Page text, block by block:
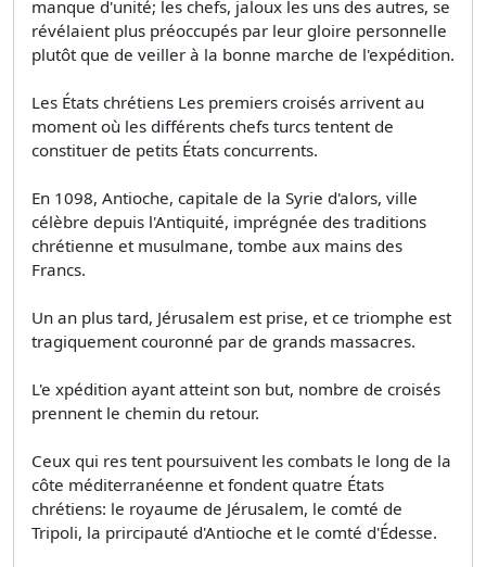
manque d'unité; les chefs, jaloux les uns des autres, se
révélaient plus préoccupés par leur gloire personnelle
plutôt que de veiller à la bonne marche de l'expédition.
Les États chrétiens Les premiers croisés arrivent au
moment où les différents chefs turcs tentent de
constituer de petits États concurrents.
En 1098, Antioche, capitale de la Syrie d'alors, ville
célèbre depuis l'Antiquité, imprégnée des traditions
chrétienne et musulmane, tombe aux mains des
Francs.
Un an plus tard, Jérusalem est prise, et ce triomphe est
tragiquement couronné par de grands massacres.
L'e xpédition ayant atteint son but, nombre de croisés
prennent le chemin du retour.
Ceux qui res­ tent poursuivent les combats le long de la
côte méditerranéenne et fondent quatre États
chrétiens: le royaume de Jérusalem, le comté de
Tripoli, la prircipauté d'Antioche et le comté d'Édesse.